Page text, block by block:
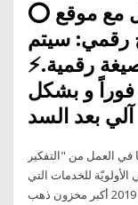
⭕️ القيود: هذا المنتج يعمل مع موقع
رقمي: سيتم
رقمية.⚡️
و بشكل
آلي بعد السد
العمل من "التفكير
للخدمات التي
لها تأثير ملموس على عملائنا". 7 نيسان (إبريل) 2019 أكبر مخزون ذهب